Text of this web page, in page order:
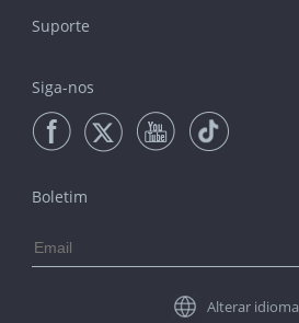
Suporte
Siga-nos
Boletim
Alterar idioma